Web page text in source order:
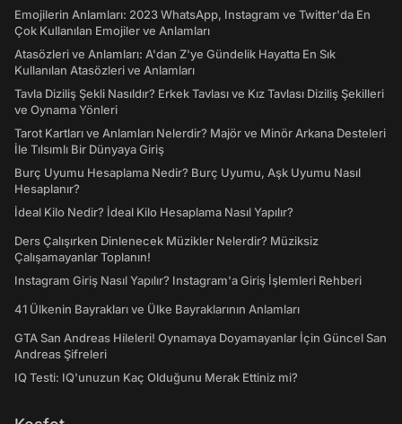
Emojilerin Anlamları: 2023 WhatsApp, Instagram ve Twitter'da En
Çok Kullanılan Emojiler ve Anlamları
Atasözleri ve Anlamları: A'dan Z'ye Gündelik Hayatta En Sık
Kullanılan Atasözleri ve Anlamları
Tavla Diziliş Şekli Nasıldır? Erkek Tavlası ve Kız Tavlası Diziliş Şekilleri
ve Oynama Yönleri
Tarot Kartları ve Anlamları Nelerdir? Majör ve Minör Arkana Desteleri
İle Tılsımlı Bir Dünyaya Giriş
Burç Uyumu Hesaplama Nedir? Burç Uyumu, Aşk Uyumu Nasıl
Hesaplanır?
İdeal Kilo Nedir? İdeal Kilo Hesaplama Nasıl Yapılır?
Ders Çalışırken Dinlenecek Müzikler Nelerdir? Müziksiz
Çalışamayanlar Toplanın!
Instagram Giriş Nasıl Yapılır? Instagram'a Giriş İşlemleri Rehberi
41 Ülkenin Bayrakları ve Ülke Bayraklarının Anlamları
GTA San Andreas Hileleri! Oynamaya Doyamayanlar İçin Güncel San
Andreas Şifreleri
IQ Testi: IQ'unuzun Kaç Olduğunu Merak Ettiniz mi?